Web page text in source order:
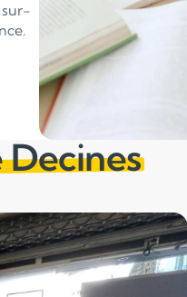
sur-
Decines